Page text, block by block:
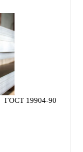
ГОСТ 19904-90